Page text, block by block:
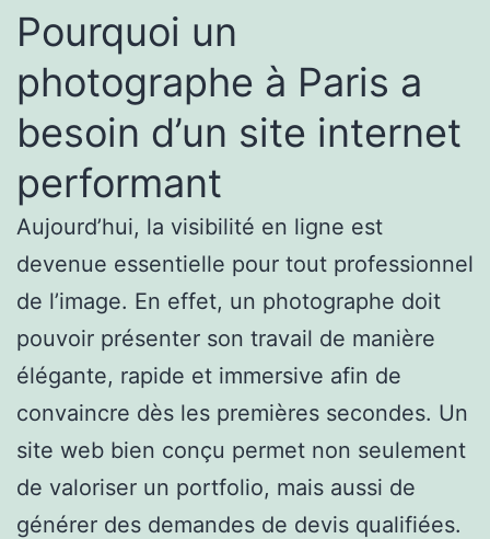
Pourquoi un
photographe à Paris a
besoin d’un site internet
performant
Aujourd’hui, la visibilité en ligne est
devenue essentielle pour tout professionnel
de l’image. En effet, un photographe doit
pouvoir présenter son travail de manière
élégante, rapide et immersive afin de
convaincre dès les premières secondes. Un
site web bien conçu permet non seulement
de valoriser un portfolio, mais aussi de
générer des demandes de devis qualifiées.